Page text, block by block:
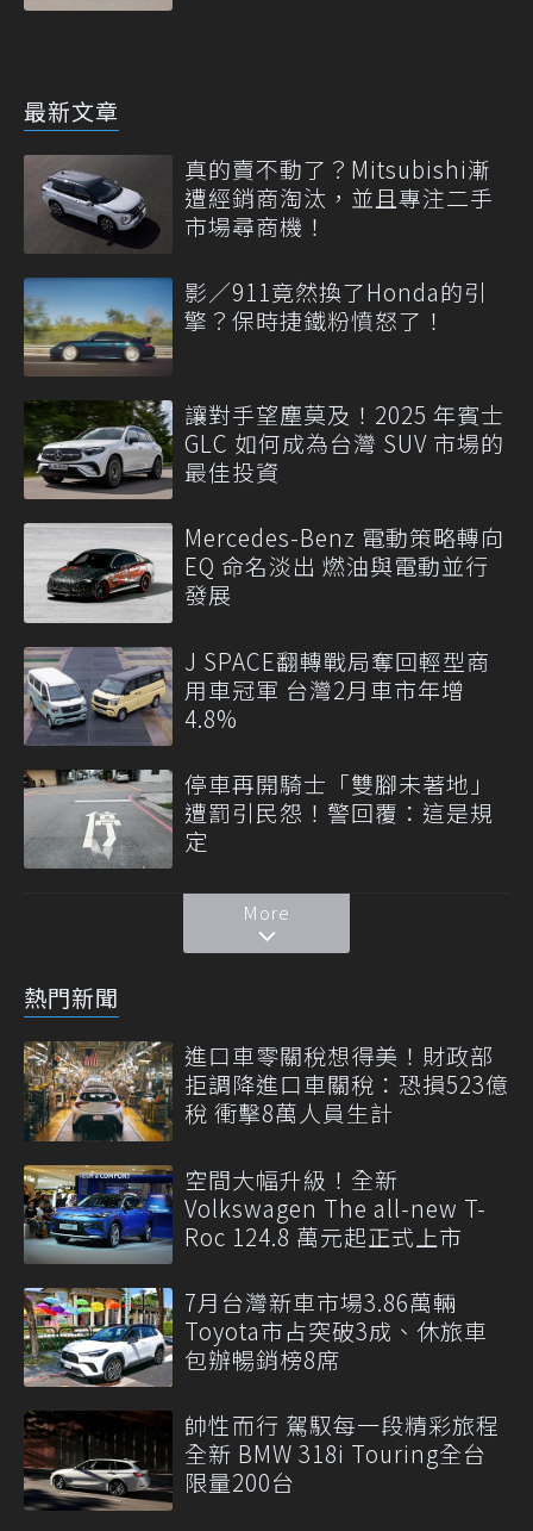
最新文章
真的賣不動了？Mitsubishi漸
遭經銷商淘汰，並且專注二手
市場尋商機！
影／911竟然換了Honda的引
擎？保時捷鐵粉憤怒了！
讓對手望塵莫及！2025 年賓士
GLC 如何成為台灣 SUV 市場的
最佳投資
Mercedes-Benz 電動策略轉向
EQ 命名淡出 燃油與電動並行
發展
J SPACE翻轉戰局奪回輕型商
用車冠軍 台灣2月車市年增
4.8%
停車再開騎士「雙腳未著地」
遭罰引民怨！警回覆：這是規
定
More
熱門新聞
進口車零關稅想得美！財政部
拒調降進口車關稅：恐損523億
稅 衝擊8萬人員生計
空間大幅升級！全新
Volkswagen The all-new T-
Roc 124.8 萬元起正式上市
7月台灣新車市場3.86萬輛
Toyota市占突破3成、休旅車
包辦暢銷榜8席
帥性而行 駕馭每一段精彩旅程
全新 BMW 318i Touring全台
限量200台